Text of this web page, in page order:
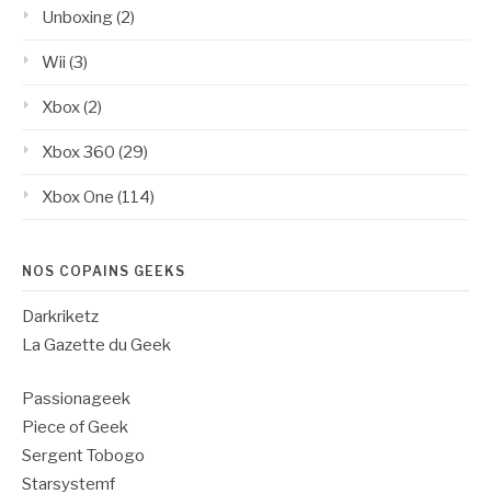
Unboxing(2)
Wii (3)
Xbox(2)
Xbox 360 (29)
Xbox One (114)
NOS COPAINS GEEKS
Darkriketz
La Gazette du Geek
Passionageek
Piece of Geek
Sergent Tobogo
Starsystemf